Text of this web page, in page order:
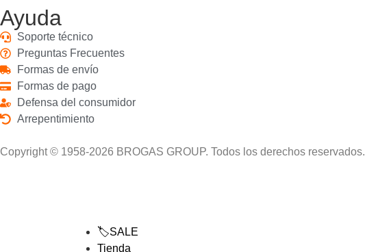
Ayuda
Soporte técnico
Preguntas Frecuentes
Formas de envío
Formas de pago
Defensa del consumidor
Arrepentimiento
Copyright © 1958-2026 BROGAS GROUP. Todos los derechos reservados.
🏷️SALE
Tienda